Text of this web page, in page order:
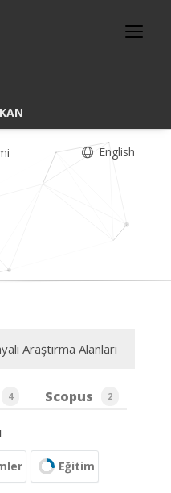
English
Araştırma Alanları
4 Scopus 2
Eğitim